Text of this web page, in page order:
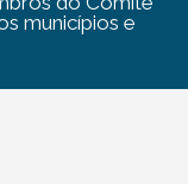
municípios e